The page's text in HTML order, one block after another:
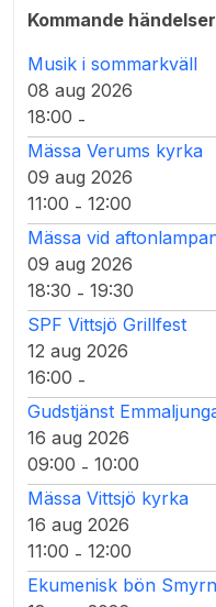
Kommande händelser
Musik i sommarkväll
08 aug 2026
18:00 -
Mässa Verums kyrka
09 aug 2026
11:00 - 12:00
Mässa vid
09 aug 2026
18:30 - 19:30
SPF Vittsjö Grillfest
12 aug 2026
16:00 -
Gudstjänst
16 aug 2026
09:00 - 10:00
Mässa Vittsjö kyrka
16 aug 2026
11:00 - 12:00
Ekumenisk bön